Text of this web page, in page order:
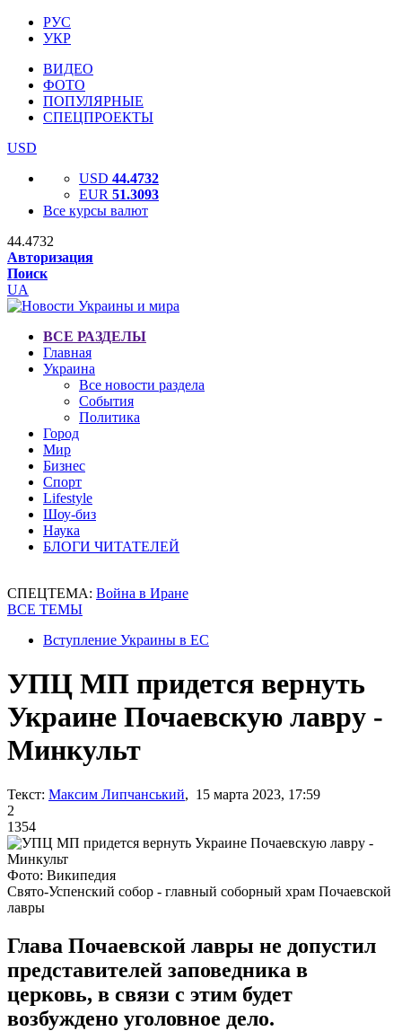
РУС
УКР
ВИДЕО
ФОТО
ПОПУЛЯРНЫЕ
СПЕЦПРОЕКТЫ
USD
USD 44.4732
EUR 51.3093
Все курсы валют
44.4732
Авторизация
Поиск
UA
ВСЕ РАЗДЕЛЫ
Главная
Украина
Все новости раздела
События
Политика
Город
Мир
Бизнес
Спорт
Lifestyle
Шоу-биз
Наука
БЛОГИ ЧИТАТЕЛЕЙ
СПЕЦТЕМА: Война в Иране
ВСЕ ТЕМЫ
Вступление Украины в ЕС
УПЦ МП придется вернуть
Украине Почаевскую лавру -
Минкульт
Текст: Максим Липчанський, 15 марта 2023, 17:59
2
1354
Фото: Википедия
Свято-Успенский собор - главный соборный храм Почаевской
лавры
Глава Почаевской лавры не допустил
представителей заповедника в
церковь, в связи с этим будет
возбуждено уголовное дело.